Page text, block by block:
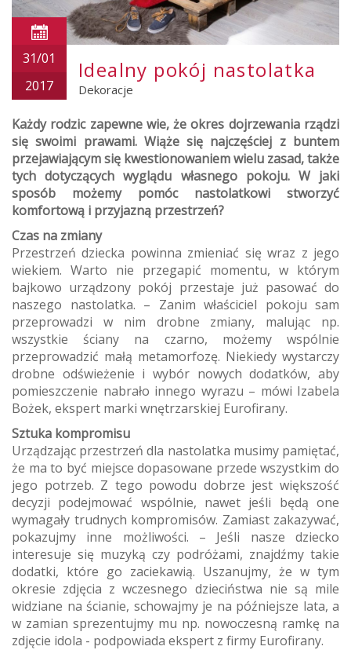
31/01
2017
Idealny pokój nastolatka
Dekoracje
Każdy rodzic zapewne wie, że okres dojrzewania rządzi
się swoimi prawami. Wiąże się najczęściej z buntem
przejawiającym się kwestionowaniem wielu zasad, także
tych dotyczących wyglądu własnego pokoju. W jaki
sposób możemy pomóc nastolatkowi stworzyć
komfortową i przyjazną przestrzeń?
Czas na zmiany
Przestrzeń dziecka powinna zmieniać się wraz z jego
wiekiem. Warto nie przegapić momentu, w którym
bajkowo urządzony pokój przestaje już pasować do
naszego nastolatka. – Zanim właściciel pokoju sam
przeprowadzi w nim drobne zmiany, malując np.
wszystkie ściany na czarno, możemy wspólnie
przeprowadzić małą metamorfozę. Niekiedy wystarczy
drobne odświeżenie i wybór nowych dodatków, aby
pomieszczenie nabrało innego wyrazu – mówi Izabela
Bożek, ekspert marki wnętrzarskiej Eurofirany.
Sztuka kompromisu
Urządzając przestrzeń dla nastolatka musimy pamiętać,
że ma to być miejsce dopasowane przede wszystkim do
jego potrzeb. Z tego powodu dobrze jest większość
decyzji podejmować wspólnie, nawet jeśli będą one
wymagały trudnych kompromisów. Zamiast zakazywać,
pokazujmy inne możliwości. – Jeśli nasze dziecko
interesuje się muzyką czy podróżami, znajdźmy takie
dodatki, które go zaciekawią. Uszanujmy, że w tym
okresie zdjęcia z wczesnego dzieciństwa nie są mile
widziane na ścianie, schowajmy je na późniejsze lata, a
w zamian sprezentujmy mu np. nowoczesną ramkę na
zdjęcie idola - podpowiada ekspert z firmy Eurofirany.